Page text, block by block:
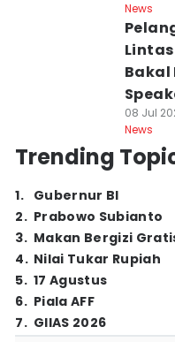
News
Bakal
08 Jul
News
Trending
1. Gubernur BI
2. Prabowo Subianto
3. Makan Bergizi
4. Nilai Tukar Rupiah
5. 17 Agustus
6. Piala AFF
7. GIIAS 2026